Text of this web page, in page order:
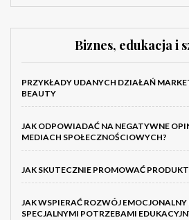
Biznes, edukacja i
PRZYKŁADY UDANYCH DZIAŁAŃ
BEAUTY
JAK ODPOWIADAĆ NA NEGATYWNE
MEDIACH SPOŁECZNOŚCIOWYCH?
JAK SKUTECZNIE PROMOWAĆ
JAK WSPIERAĆ ROZWÓJ
SPECJALNYMI POTRZEBAMI